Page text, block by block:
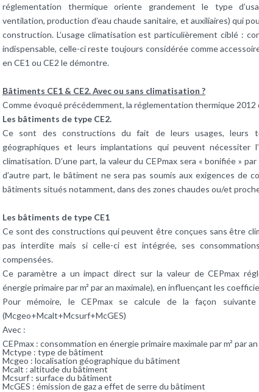
réglementation thermique oriente grandement le type
ventilation, production d’eau chaude sanitaire, et auxiliaires) qui
construction. L’usage climatisation est particulièrement ciblé :
indispensable, celle-ci reste toujours considérée comme
en CE1 ou CE2 le démontre.
Bâtiments CE1 & CE2. Avec ou sans climatisation ?
Comme évoqué précédemment, la réglementation thermique
Les bâtiments de type CE2.
Ce sont des constructions du fait de leurs usages, leurs
géographiques et leurs implantations qui peuvent nécessiter
climatisation. D’une part, la valeur du CEPmax sera « bonifiée »
d’autre part, le bâtiment ne sera pas soumis aux exigences de
bâtiments situés notamment, dans des zones chaudes ou/et
Les bâtiments de type CE1
Ce sont des constructions qui peuvent être conçues sans être
pas interdite mais si celle-ci est intégrée, ses
compensées.
Ce paramètre a un impact direct sur la valeur de CEPmax
énergie primairepar m² par an maximale), en influençant les
Pour mémoire, le CEPmax se calcule de la façon
(Mcgeo+Mcalt+Mcsurf+McGES)
Avec :
CEPmax : consommation en énergie primaire maximale par m² par an
Mctype : type de bâtiment
Mcgeo : localisation géographique du bâtiment
Mcalt : altitude du bâtiment
Mcsurf : surface du bâtiment
McGES : émission de gaz a effet de serre du bâtiment